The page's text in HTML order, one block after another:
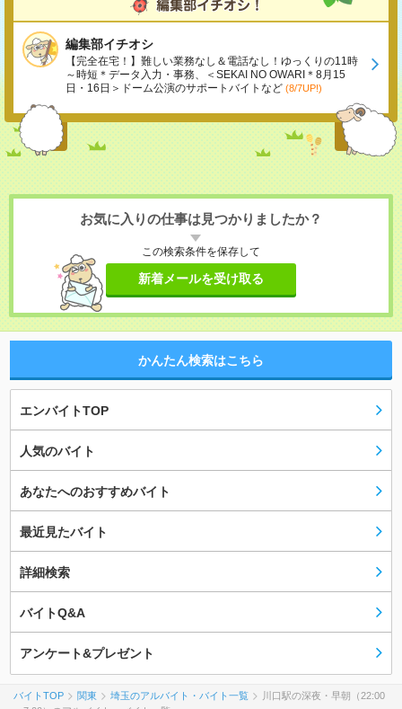
編集部イチオシ
【完全在宅！】難しい業務なし＆電話なし！ゆっくりの11時
～時短＊データ入力・事務、＜SEKAI NO OWARI＊8月15
日・16日＞ドーム公演のサポートバイトなど (8/7UP!)
お気に入りの仕事は見つかりましたか？
この検索条件を保存して
新着メールを受け取る
かんたん検索はこちら
エンバイトTOP
人気のバイト
あなたへのおすすめバイト
最近見たバイト
詳細検索
バイトQ&A
アンケート&プレゼント
バイトTOP 関東 埼玉のアルバイト・バイト一覧
川口駅の深夜・早朝（22:00